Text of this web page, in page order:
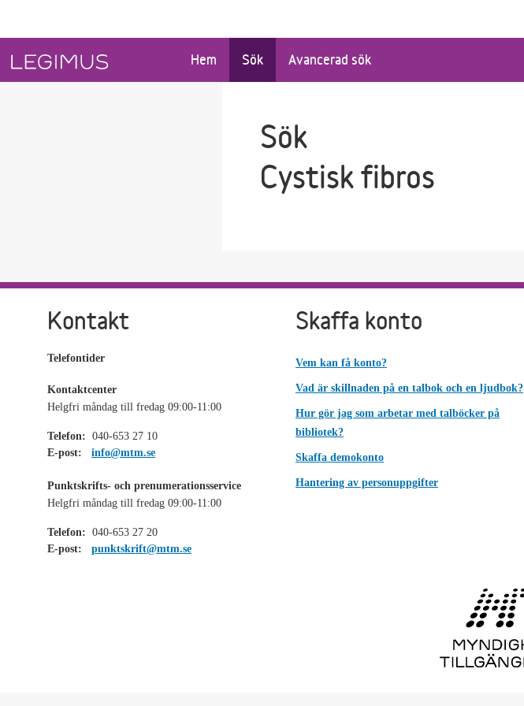
Hem Sök Avancerad sök
Sök
Cystisk fibros
Kontakt
Telefontider
Kontaktcenter
Helgfri måndag till fredag 09:00-11:00
Telefon: 040-653 27 10
E-post:
info@mtm.se
Punktskrifts- och prenumerationsservice
Helgfri måndag till fredag 09:00-11:00
Telefon: 040-653 27 20
E-post:
punktskrift@mtm.se
Skaffa konto
Vem kan få konto?
Vad är skillnaden på en talbok och en ljudbok?
Hur gör jag som arbetar med talböcker på
bibliotek?
Skaffa demokonto
Hantering av personuppgifter